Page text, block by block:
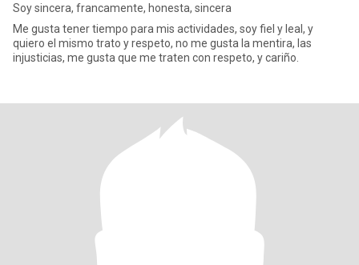
Soy sincera, francamente, honesta, sincera
Me gusta tener tiempo para mis actividades, soy fiel y leal, y
quiero el mismo trato y respeto, no me gusta la mentira, las
injusticias, me gusta que me traten con respeto, y cariño.